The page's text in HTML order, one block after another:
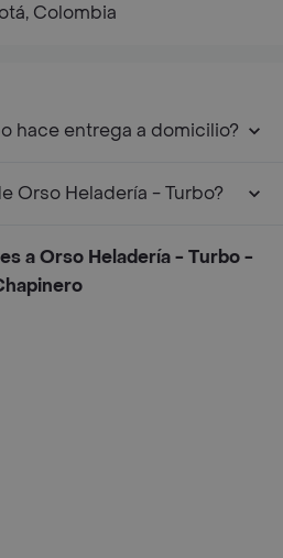
Colombia
hace entrega a domicilio?
Orso Heladería - Turbo?
a Orso Heladería - Turbo -